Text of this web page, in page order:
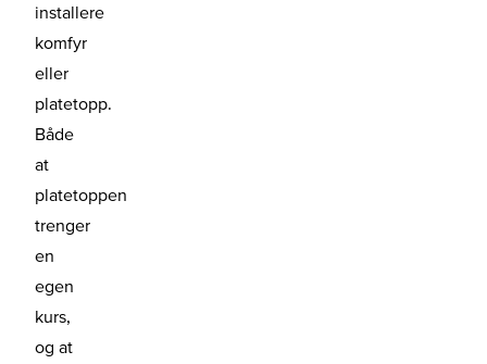
installere
komfyr
eller
platetopp.
Både
at
platetoppen
trenger
en
egen
kurs,
og at